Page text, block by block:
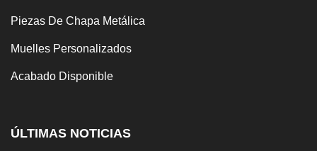
Piezas De Chapa Metálica
Muelles Personalizados
Acabado Disponible
ÚLTIMAS NOTICIAS